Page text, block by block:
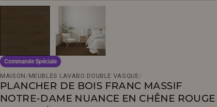
Commande Spéciale
MAISON /MEUBLES LAVABO DOUBLE VASQUE/
PLANCHER DE BOIS FRANC MASSIF
NOTRE-DAME NUANCE EN CHÊNE ROUGE